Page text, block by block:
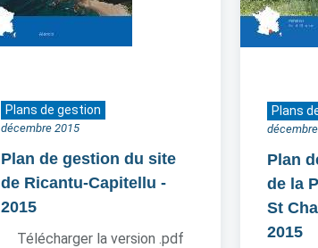
Plans de gestion
décembre 2015
Plan de gestion du site
de Ricantu-Capitellu -
2015
Télécharger la version .pdf
Plans
Plan
de la
St
2015